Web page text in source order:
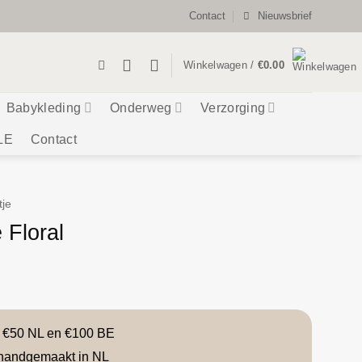
Contact Nieuwsbrief
Winkelwagen / €0.00
Babykleding Onderweg Verzorging
Contact
Floral
NL en €100 BE
in NL